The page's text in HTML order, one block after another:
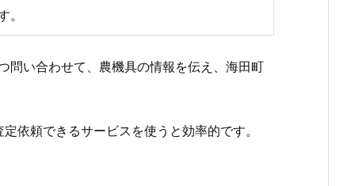
。
問い合わせて、農機具の情報を伝え、海田町
依頼できるサービスを使うと効率的です。